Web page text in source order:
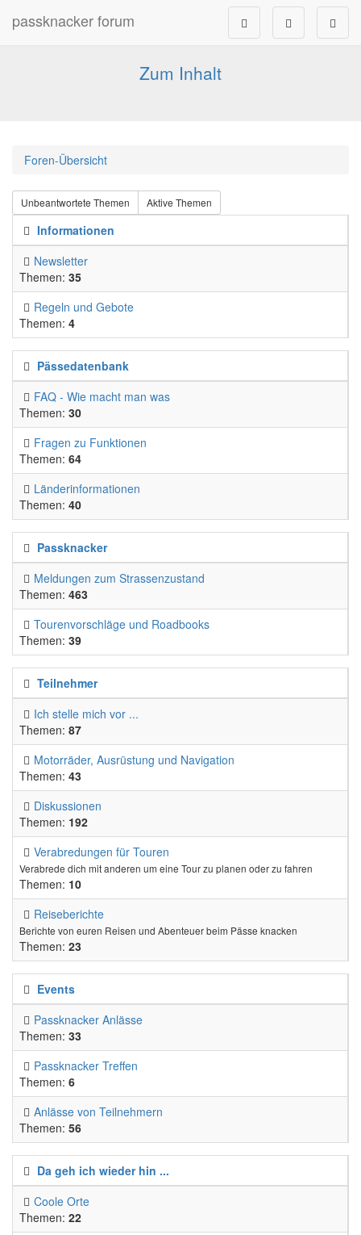
passknacker forum
Forum für alle Pässe- und Tourenfahrer
Zum Inhalt
Foren-Übersicht
Unbeantwortete Themen Aktive Themen
Informationen
Newsletter
Themen: 35
Regeln und Gebote
Themen: 4
Pässedatenbank
FAQ - Wie macht man was
Themen: 30
Fragen zu Funktionen
Themen: 64
Länderinformationen
Themen: 40
Passknacker
Meldungen zum Strassenzustand
Themen: 463
Tourenvorschläge und Roadbooks
Themen: 39
Teilnehmer
Ich stelle mich vor ...
Themen: 87
Motorräder, Ausrüstung und Navigation
Themen: 43
Diskussionen
Themen: 192
Verabredungen für Touren
Verabrede dich mit anderen um eine Tour zu planen oder zu fahren
Themen: 10
Reiseberichte
Berichte von euren Reisen und Abenteuer beim Pässe knacken
Themen: 23
Events
Passknacker Anlässe
Themen: 33
Passknacker Treffen
Themen: 6
Anlässe von Teilnehmern
Themen: 56
Da geh ich wieder hin ...
Coole Orte
Themen: 22